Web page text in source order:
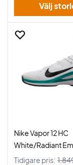
Välj
Nike Vapor 12 HC
White/Radiant
Tidigare pris: